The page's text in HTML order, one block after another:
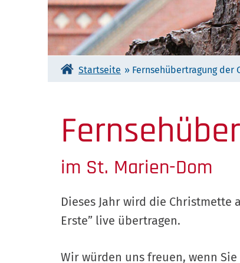
Startseite » Fernsehübertragung der
im St. Marien-Dom
Dieses Jahr wird die Christmette
Erste” live übertragen.
Wir würden uns freuen, wenn